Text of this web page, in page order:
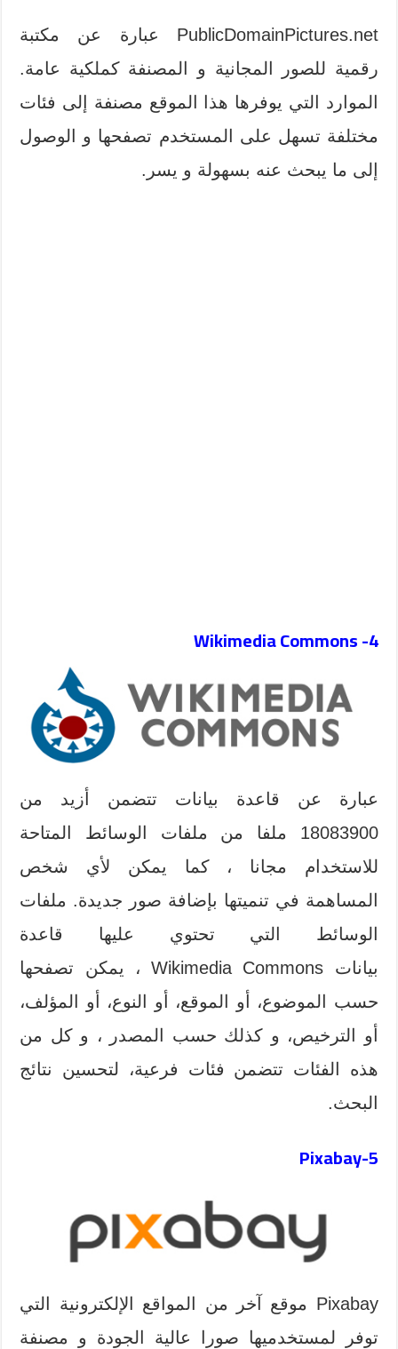
PublicDomainPictures.net عبارة عن مكتبة
رقمية للصور المجانية و المصنفة كملكية عامة.
الموارد التي يوفرها هذا الموقع مصنفة إلى فئات
مختلفة تسهل على المستخدم تصفحها و الوصول
إلى ما يبحث عنه بسهولة و يسر.
4-
Wikimedia Commons
عبارة عن قاعدة بيانات تتضمن أزيد من
18083900 ملفا من ملفات الوسائط المتاحة
للاستخدام مجانا ، كما يمكن لأي شخص
المساهمة في تنميتها بإضافة صور جديدة. ملفات
الوسائط التي تحتوي عليها قاعدة
بيانات Wikimedia Commons ، يمكن تصفحها
حسب الموضوع، أو الموقع، أو النوع، أو المؤلف،
أو الترخيص، و كذلك حسب المصدر ، و كل من
هذه الفئات تتضمن فئات فرعية، لتحسين نتائج
البحث.
5-Pixabay
Pixabay موقع آخر من المواقع الإلكترونية التي
توفر لمستخدميها صورا عالية الجودة و مصنفة